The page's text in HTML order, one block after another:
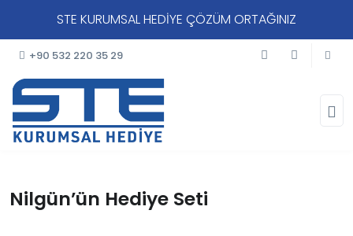
STE KURUMSAL HEDİYE ÇÖZÜM ORTAĞINIZ
+90 532 220 35 29
Nilgün’ün Hediye Seti